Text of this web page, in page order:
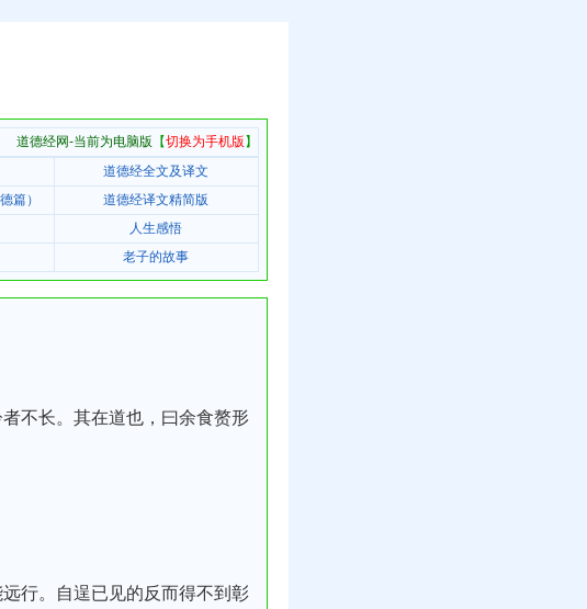
道德经网-当前为电脑版 【切换为手机版 】
道德经全文及译文
德篇）
道德经译文精简版
人生感悟
老子的故事
不长。其在道也，曰余食赘形
行。自逞已见的反而得不到彰